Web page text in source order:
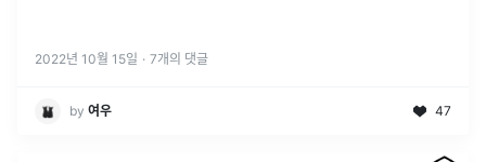
2022년 10월 15일 · 7개의 댓글
by 여우 47